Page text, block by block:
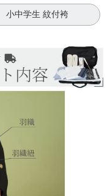
小中学生 紋付袴